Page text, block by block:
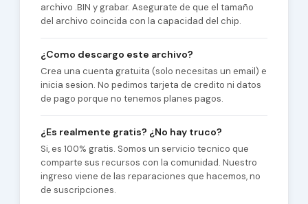
archivo .BIN y grabar. Asegurate de que el tamaño
del archivo coincida con la capacidad del chip.
¿Como descargo este archivo?
Crea una cuenta gratuita (solo necesitas un email) e
inicia sesion. No pedimos tarjeta de credito ni datos
de pago porque no tenemos planes pagos.
¿Es realmente gratis? ¿No hay truco?
Si, es 100% gratis. Somos un servicio tecnico que
comparte sus recursos con la comunidad. Nuestro
ingreso viene de las reparaciones que hacemos, no
de suscripciones.